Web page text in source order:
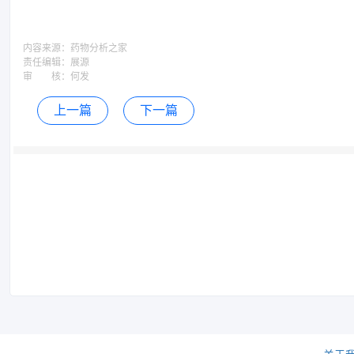
内容来源： 药物分析之家
责任编辑： 展源
审 核： 何发
上一篇 下一篇